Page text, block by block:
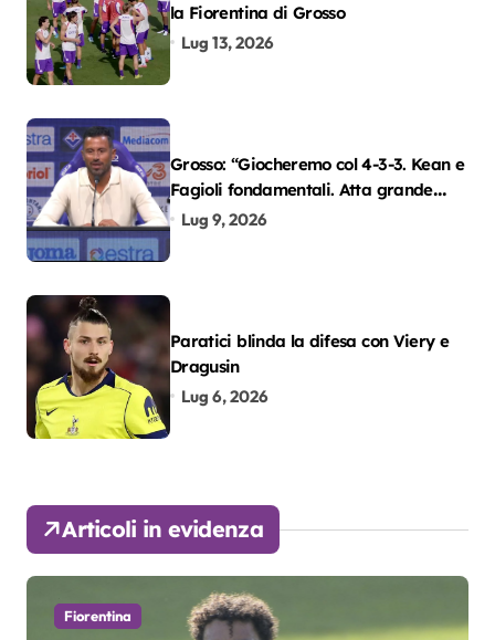
la Fiorentina di Grosso
Lug 13, 2026
Grosso: “Giocheremo col 4-3-3. Kean e
Fagioli fondamentali. Atta grande
colpo”
Lug 9, 2026
Paratici blinda la difesa con Viery e
Dragusin
Lug 6, 2026
Articoli in evidenza
Fiorentina